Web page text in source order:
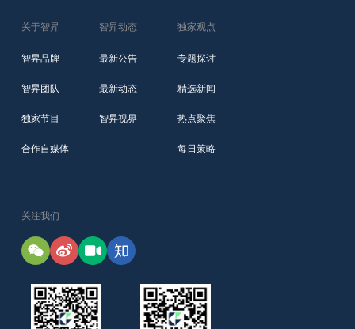
关于智昇
智昇品牌
智昇团队
独家节目
合作自媒体
智昇动态
最新公告
最新动态
智昇视界
独家观点
专题探讨
精选新闻
热点聚焦
每日策略
关注我们